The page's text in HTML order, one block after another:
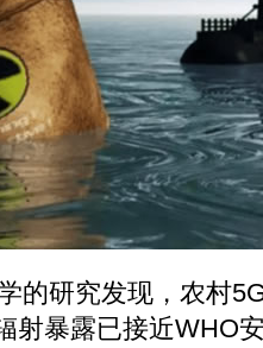
的研究发现，农村
射暴露已接近WHO